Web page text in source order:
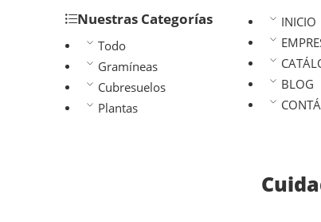
Nuestras Categorías
Todo
Gramíneas
Cubresuelos
Plantas
INICIO
BLOG